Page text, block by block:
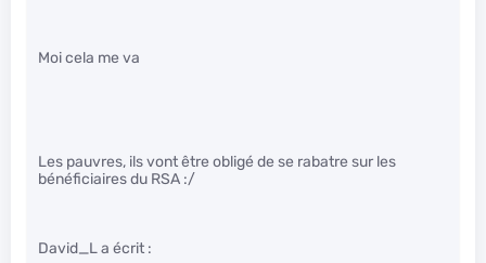
Moi cela me va
Les pauvres, ils vont être obligé de se rabatre sur les
bénéficiaires du RSA :/
David_L a écrit :